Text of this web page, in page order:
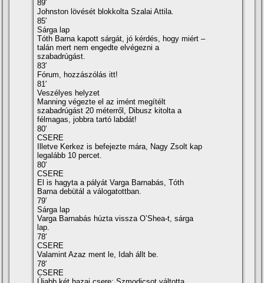
89′
Johnston lövését blokkolta Szalai Attila.
85′
Sárga lap
Tóth Barna kapott sárgát, jó kérdés, hogy miért –
talán mert nem engedte elvégezni a
szabadrúgást.
83′
Fórum, hozzászólás itt!
81′
Veszélyes helyzet
Manning végezte el az imént megítélt
szabadrúgást 20 méterről, Dibusz kitolta a
félmagas, jobbra tartó labdát!
80′
CSERE
Illetve Kerkez is befejezte mára, Nagy Zsolt kap
legalább 10 percet.
80′
CSERE
El is hagyta a pályát Varga Barnabás, Tóth
Barna debütál a válogatottban.
79′
Sárga lap
Varga Barnabás húzta vissza O’Shea-t, sárga
lap.
78′
CSERE
Valamint Azaz ment le, Idah állt be.
78′
CSERE